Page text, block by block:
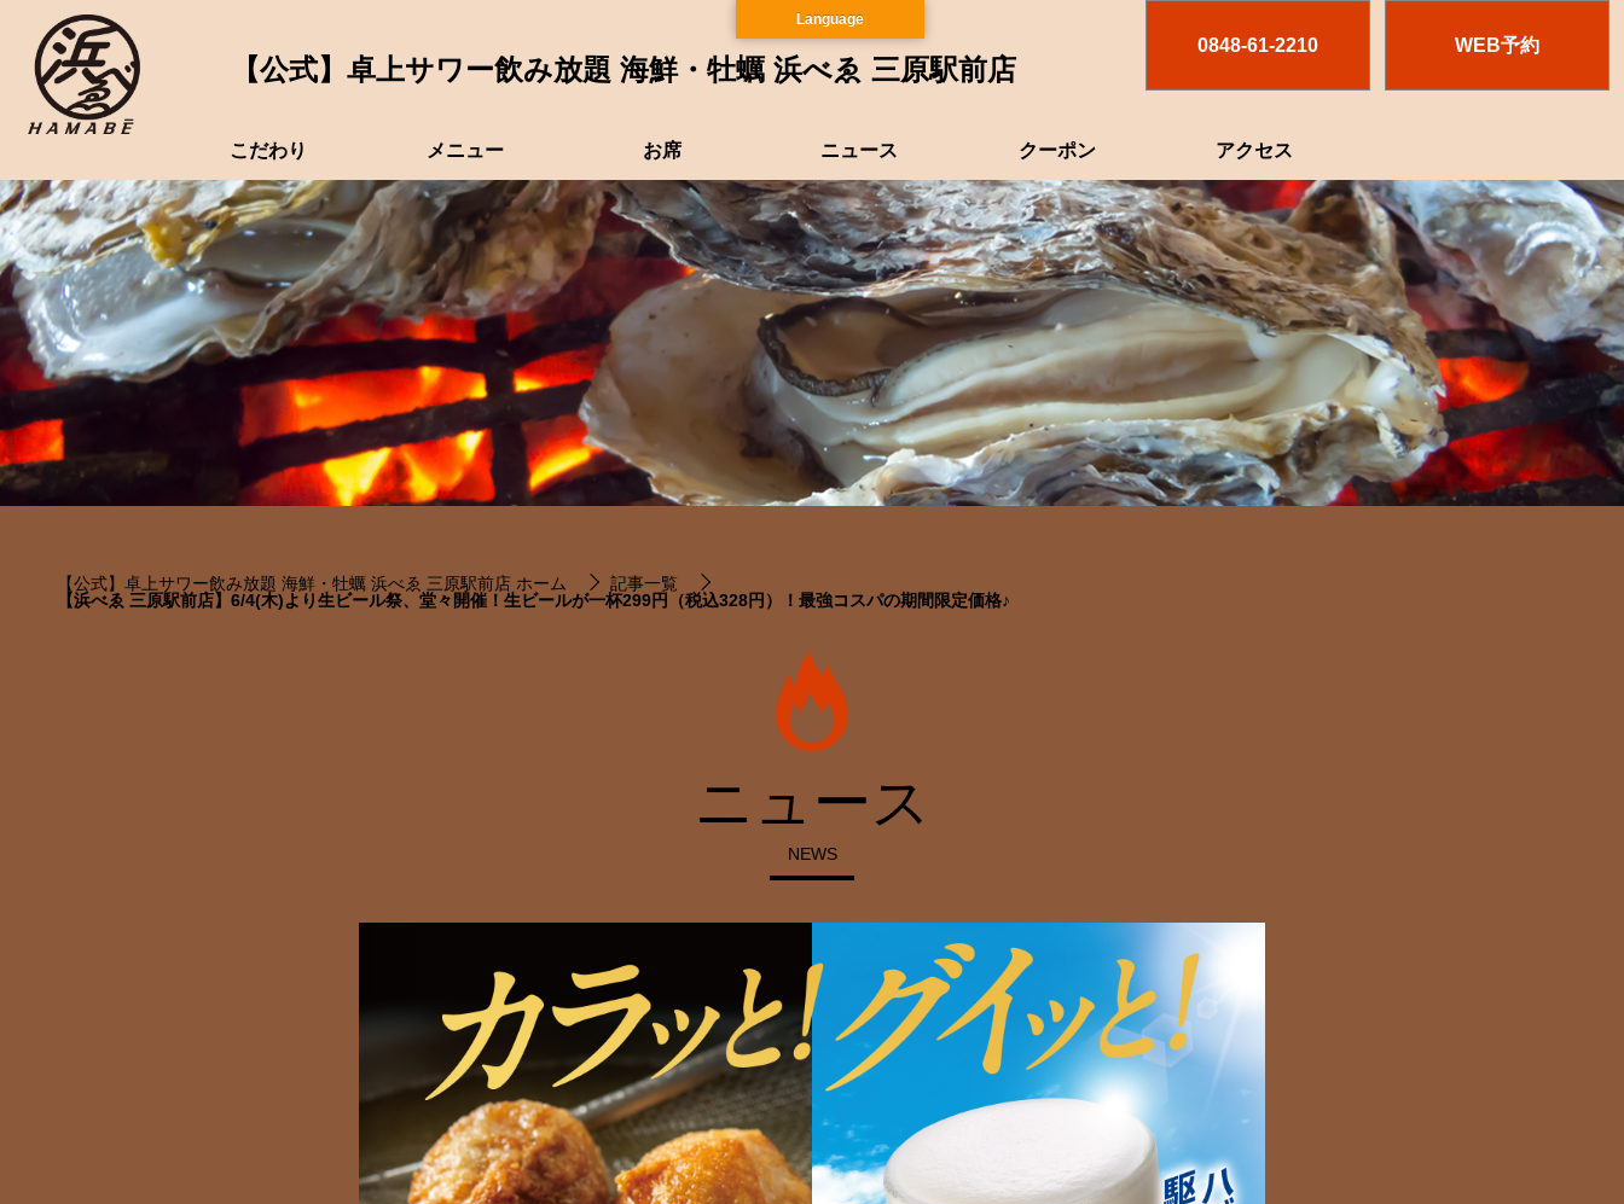
【公式】卓上サワー飲み放題 海鮮・牡蠣 浜べゑ 三原駅前店
0848-61-2210 WEB予約
こだわり メニュー お席 ニュース クーポン アクセス
【公式】卓上サワー飲み放題 海鮮・牡蠣 浜べゑ 三原駅前店 ホーム
記事一覧
【浜べゑ 三原駅前店】6/4(木)より生ビール祭、堂々開催！生ビールが一杯299円（税込328円）！最強コスパの期間限定価格♪
ニュース
NEWS
Language